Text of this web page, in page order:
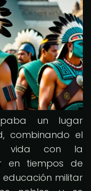
un lugar
combinando el
vida con la
en tiempos de
militar